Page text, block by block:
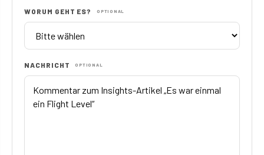
WORUM GEHT ES? OPTIONAL
NACHRICHT OPTIONAL